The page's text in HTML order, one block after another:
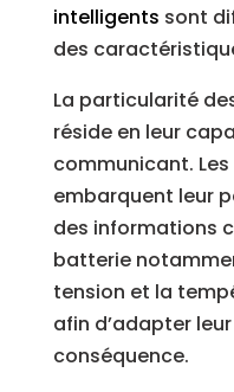
intelligents sont
des
La particularité
réside en leur
communicant. Les
embarquent leur
des informations
batterie
tension et la
afin d’adapter
conséquence.